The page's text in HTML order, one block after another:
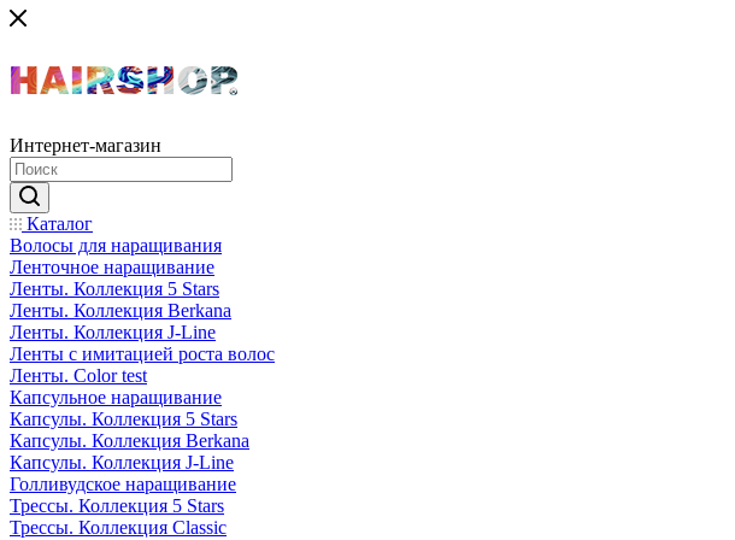
Интернет-магазин
Каталог
Волосы для наращивания
Ленточное наращивание
Ленты. Коллекция 5 Stars
Ленты. Коллекция Berkana
Ленты. Коллекция J-Line
Ленты с имитацией роста волос
Ленты. Color test
Капсульное наращивание
Капсулы. Коллекция 5 Stars
Капсулы. Коллекция Berkana
Капсулы. Коллекция J-Line
Голливудское наращивание
Трессы. Коллекция 5 Stars
Трессы. Коллекция Classic